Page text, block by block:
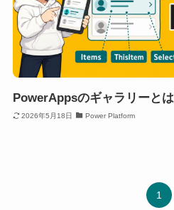
PowerAppsのギャラリーと
2026年5月18日 Power Platform
1